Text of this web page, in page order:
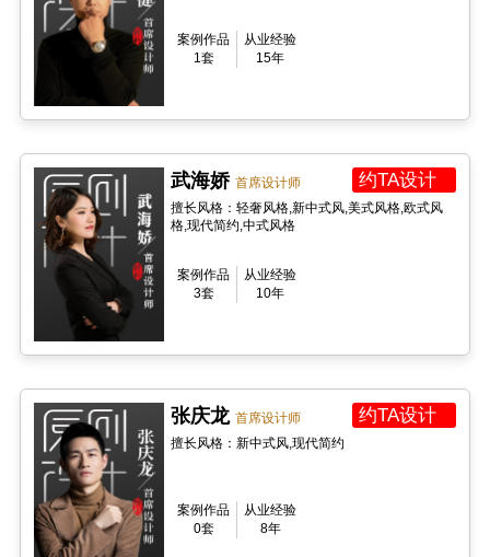
案例作品
1套
从业经验
15年
武海娇首席设计师 约TA设计
擅长风格：轻奢风格,新中式风,美式风格,欧式风
格,现代简约,中式风格
案例作品
3套
从业经验
10年
张庆龙首席设计师 约TA设计
擅长风格：新中式风,现代简约
案例作品
0套
从业经验
8年